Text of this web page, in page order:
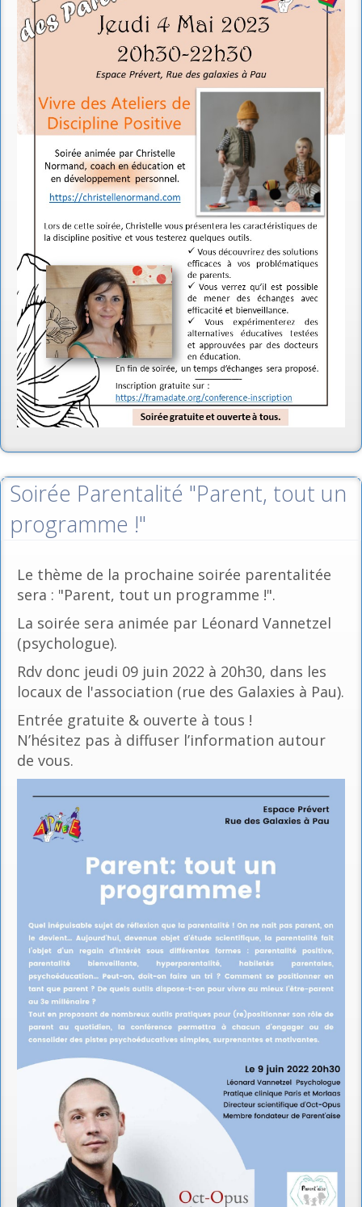
Soirée Parentalité "Parent, tout un
programme !"
Le thème de la prochaine soirée parentalitée
sera : "Parent, tout un programme !".
La soirée sera animée par Léonard Vannetzel
(psychologue).
Rdv donc jeudi 09 juin 2022 à 20h30, dans les
locaux de l'association (rue des Galaxies à Pau).
Entrée gratuite & ouverte à tous !
N’hésitez pas à diffuser l’information autour
de vous.